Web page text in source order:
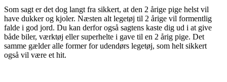
Som sagt er det dog langt fra sikkert, at den 2 årige pige helst vil
have dukker og kjoler. Næsten alt legetøj til 2 årige vil formentlig
falde i god jord. Du kan derfor også sagtens kaste dig ud i at give
både biler, værktøj eller superhelte i gave til en 2 årig pige. Det
samme gælder alle former for udendørs legetøj, som helt sikkert
også vil være et hit.